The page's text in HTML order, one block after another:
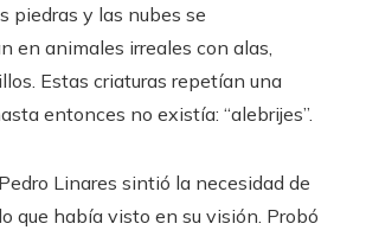
piedras y las nubes se
en animales irreales con alas,
Estas criaturas repetían una
entonces no existía: “alebrijes”.
Linares sintió la necesidad de
que había visto en su visión. Probó